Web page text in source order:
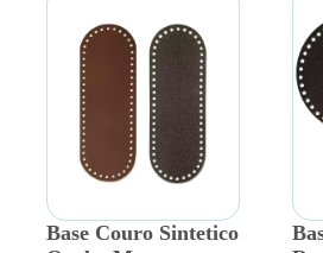
Base Couro Sintetico